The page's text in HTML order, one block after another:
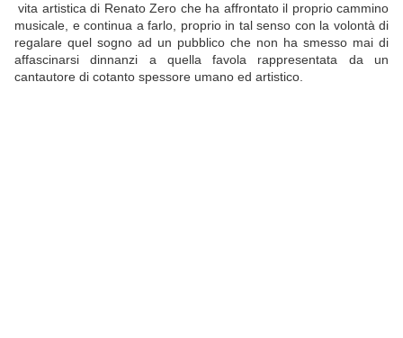
vita artistica di Renato Zero che ha affrontato il proprio cammino
musicale, e continua a farlo, proprio in tal senso con la volontà di
regalare quel sogno ad un pubblico che non ha smesso mai di
affascinarsi dinnanzi a quella favola rappresentata da un
cantautore di cotanto spessore umano ed artistico.